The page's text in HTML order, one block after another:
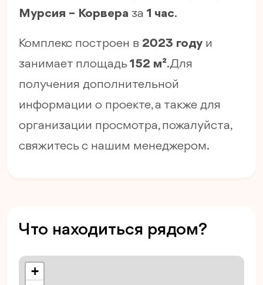
Мурсия – Корвера за 1 час.
Комплекс построен в 2023 году и
занимает площадь 152 м². Для
получения дополнительной
информации о проекте, а также для
организации просмотра, пожалуйста,
свяжитесь с нашим менеджером.
Что находиться рядом?
+